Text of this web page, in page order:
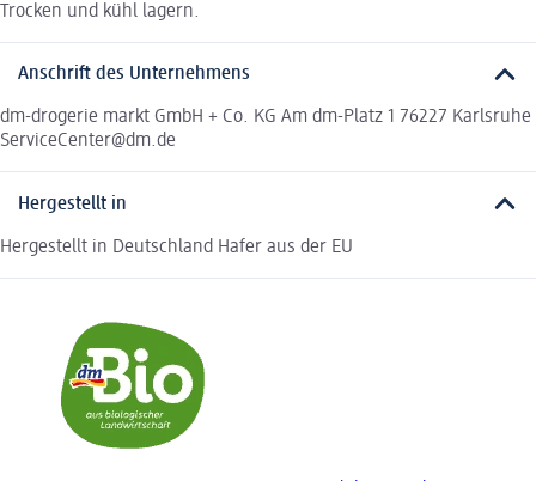
Trocken und kühl lagern.
Anschrift des Unternehmens
dm-drogerie markt GmbH + Co. KG Am dm-Platz 1 76227 Karlsruhe
ServiceCenter@dm.de
Hergestellt in
Hergestellt in Deutschland Hafer aus der EU